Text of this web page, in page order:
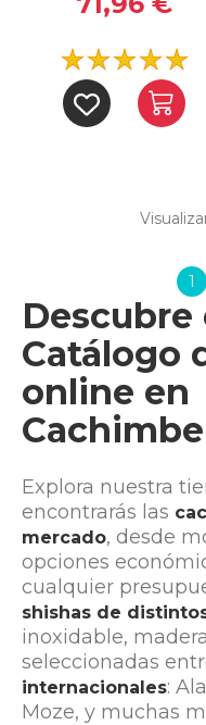
1
Descubre
Catálogo
online en
Explora nuestra
encontrarás las
mercado, desde
opciones
cualquier
shishas de
inoxidable,
seleccionadas
internacionales:
Moze, y muchas